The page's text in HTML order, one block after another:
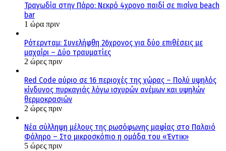
Τραγωδία στην Πάρο: Νεκρό 4χρονο παιδί σε πισίνα beach
bar
1 ώρα πριν
Ρότερνταμ: Συνελήφθη 26χρονος για δύο επιθέσεις με
μαχαίρι – Δύο τραυματίες
2 ώρες πριν
Red Code αύριο σε 16 περιοχές της χώρας – Πολύ υψηλός
κίνδυνος πυρκαγιάς λόγω ισχυρών ανέμων και υψηλών
θερμοκρασιών
2 ώρες πριν
Νέα σύλληψη μέλους της ρωσόφωνης μαφίας στο Παλαιό
Φάληρο – Στο μικροσκόπιο η ομάδα του «Έντικ»
5 ώρες πριν